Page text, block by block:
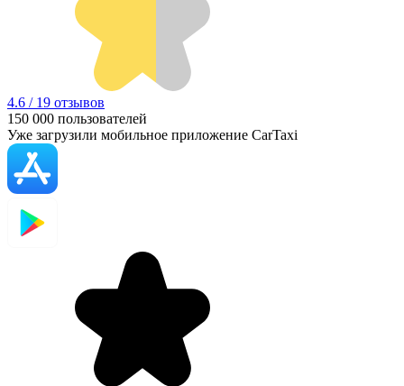
4.6 / 19 отзывов
150 000 пользователей
Уже загрузили мобильное приложение CarTaxi